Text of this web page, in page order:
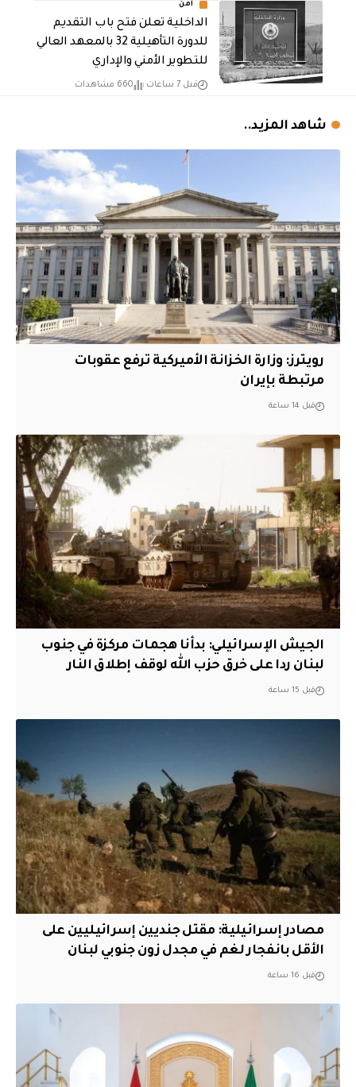
أمن
الداخلية تعلن فتح باب التقديم
للدورة التأهيلية 32 بالمعهد العالي
للتطوير الأمني والإداري
قبل 7 ساعات 660 مشاهدات
شاهد المزيد..
‏رويترز: وزارة الخزانة الأميركية ترفع عقوبات
مرتبطة بإيران
قبل 14 ساعة
الجيش الإسرائيلي: بدأنا هجمات مركزة في جنوب
لبنان ردا على خرق حزب الله لوقف إطلاق النار
قبل 15 ساعة
مصادر إسرائيلية: مقتل جنديين إسرائيليين على
الأقل بانفجار لغم في مجدل زون جنوبي لبنان
قبل 16 ساعة